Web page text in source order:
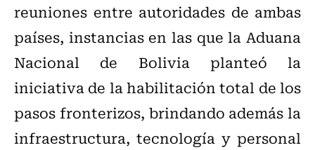
reuniones entre autoridades de ambas
países, instancias en las que la Aduana
Nacional de Bolivia planteó la
iniciativa de la habilitación total de los
pasos fronterizos, brindando además la
infraestructura, tecnología y personal